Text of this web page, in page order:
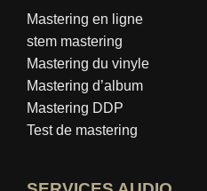
Mastering en ligne
stem mastering
Mastering du vinyle
Mastering d’album
Mastering DDP
Test de mastering